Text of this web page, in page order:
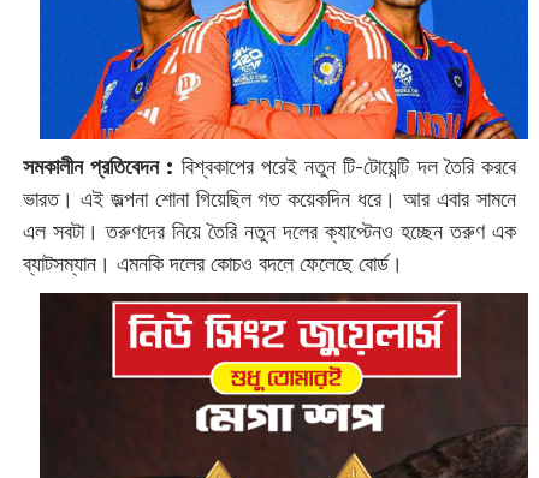
সমকালীন প্রতিবেদন : বিশ্বকাপের পরেই নতুন টি-টোয়েন্টি দল তৈরি করবে
ভারত। এই জল্পনা শোনা গিয়েছিল গত কয়েকদিন ধরে। আর এবার সামনে
এল সবটা। তরুণদের নিয়ে তৈরি নতুন দলের ক্যাপ্টেনও হচ্ছেন তরুণ এক
ব্যাটসম্যান। এমনকি দলের কোচও বদলে ফেলেছে বোর্ড।